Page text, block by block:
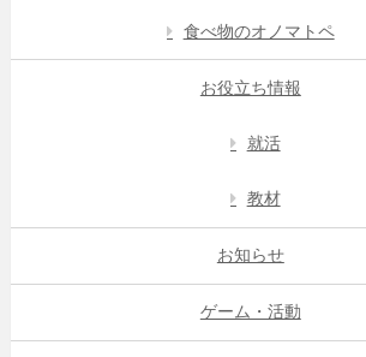
食べ物のオノマトペ
お役立ち情報
就活
教材
お知らせ
ゲーム・活動